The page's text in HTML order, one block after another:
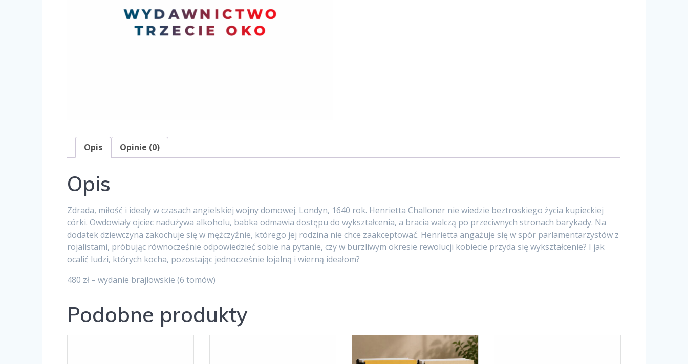
Opis Opinie (0)
Opis
Zdrada, miłość i ideały w czasach angielskiej wojny domowej. Londyn, 1640 rok. Henrietta Challoner nie wiedzie beztroskiego życia kupieckiej
córki. Owdowiały ojciec nadużywa alkoholu, babka odmawia dostępu do wykształcenia, a bracia walczą po przeciwnych stronach barykady. Na
dodatek dziewczyna zakochuje się w mężczyźnie, którego jej rodzina nie chce zaakceptować. Henrietta angażuje się w spór parlamentarzystów z
rojalistami, próbując równocześnie odpowiedzieć sobie na pytanie, czy w burzliwym okresie rewolucji kobiecie przyda się wykształcenie? I jak
ocalić ludzi, których kocha, pozostając jednocześnie lojalną i wierną ideałom?
480 zł – wydanie brajlowskie (6 tomów)
Podobne produkty